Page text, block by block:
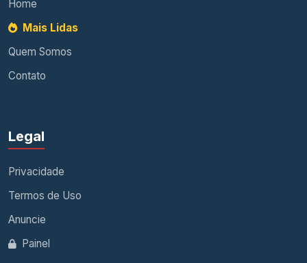
Home
Mais Lidas
Quem Somos
Contato
Legal
Privacidade
Termos de Uso
Anuncie
Painel